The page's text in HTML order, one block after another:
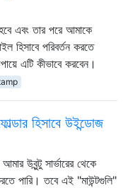
এবং তার পরে আমাকে
হিসাবে পরিবর্তন করতে
এটি কীভাবে করবেন।
হিসাবে উইন্ডোজ
উবুন্টু সার্ভারের থেকে
পারি। তবে এই "মাউন্টগুলি"